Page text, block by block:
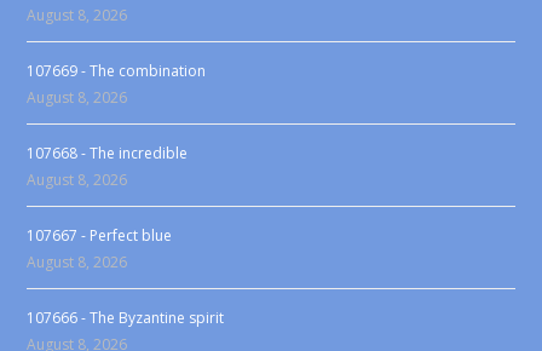
August 8, 2026
107669 - The combination
August 8, 2026
107668 - The incredible
August 8, 2026
107667 - Perfect blue
August 8, 2026
107666 - The Byzantine spirit
August 8, 2026